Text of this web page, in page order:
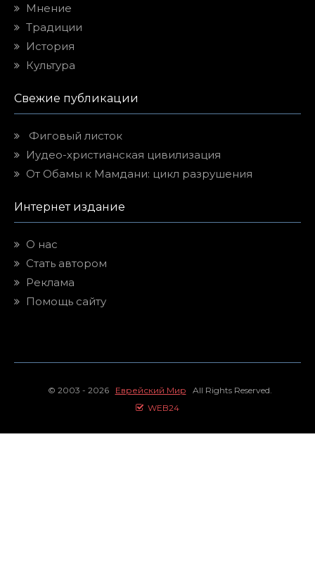
Мнение
Традиции
История
Культура
Свежие публикации
Фиговый листок
Иудео-христианская цивилизация
От Обамы к Мамдани: цикл разрушения
Интернет издание
О нас
Стать автором
Реклама
Помощь сайту
© 2003 - 2026 Еврейский Мир All Rights Reserved.
WEB24